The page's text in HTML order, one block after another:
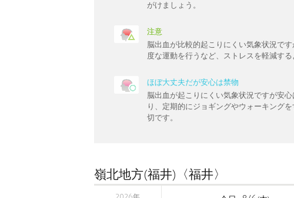
がけましょう。
注意
脳出血が比較的起こりにくい気象状況で
度な運動を行うなど、ストレスを軽減する
ほぼ大丈夫だが安心は禁物
脳出血が起こりにくい気象状況ですが安
り、定期的にジョギングやウォーキング
切です。
嶺北地方(福井)〈福井〉